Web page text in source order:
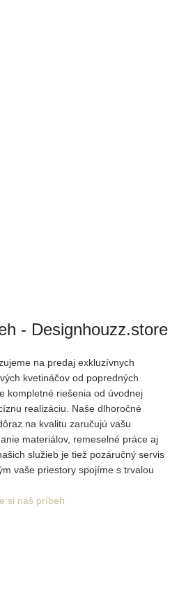
- Designhouzz.store
na predaj exkluzívnych
kvetináčov od popredných
kompletné riešenia od úvodnej
realizáciu. Naše dlhoročné
na kvalitu zaručujú vašu
materiálov, remeselné práce aj
služieb je tiež pozáručný servis
vaše priestory spojíme s trvalou
si náš príbeh